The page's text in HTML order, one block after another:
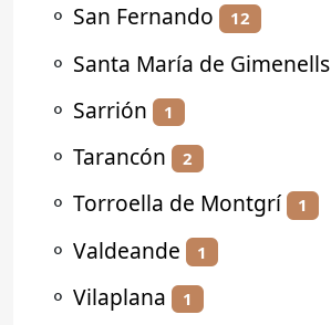
⚬ San Fernando 12
⚬ Santa María de Gimenells
⚬ Sarrión 1
⚬ Tarancón 2
⚬ Torroella de Montgrí 1
⚬ Valdeande 1
⚬ Vilaplana 1